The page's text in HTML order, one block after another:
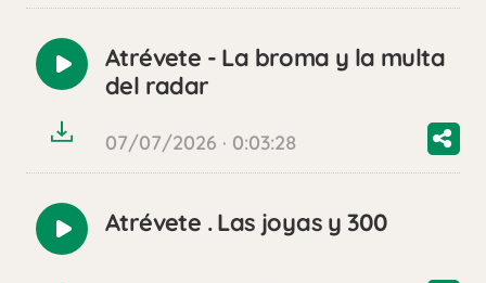
Reproducir
audio
Atrévete - La broma y la multa
del radar
07/07/2026 · 0:03:28
Reproducir
audio
Atrévete . Las joyas y 300